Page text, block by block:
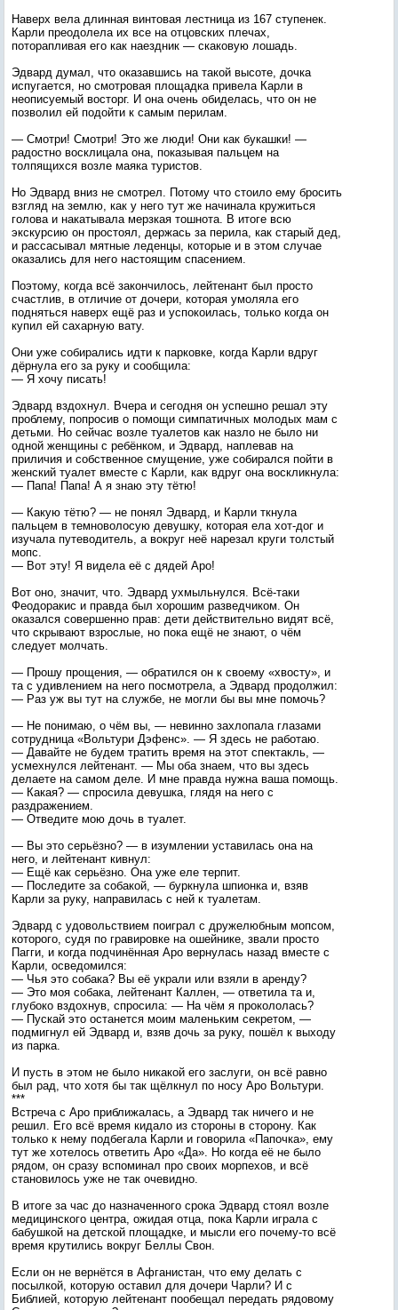
Наверх вела длинная винтовая лестница из 167 ступенек.
Карли преодолела их все на отцовских плечах,
поторапливая его как наездник — скаковую лошадь.
Эдвард думал, что оказавшись на такой высоте, дочка
испугается, но смотровая площадка привела Карли в
неописуемый восторг. И она очень обиделась, что он не
позволил ей подойти к самым перилам.
— Смотри! Смотри! Это же люди! Они как букашки! —
радостно восклицала она, показывая пальцем на
толпящихся возле маяка туристов.
Но Эдвард вниз не смотрел. Потому что стоило ему бросить
взгляд на землю, как у него тут же начинала кружиться
голова и накатывала мерзкая тошнота. В итоге всю
экскурсию он простоял, держась за перила, как старый дед,
и рассасывал мятные леденцы, которые и в этом случае
оказались для него настоящим спасением.
Поэтому, когда всё закончилось, лейтенант был просто
счастлив, в отличие от дочери, которая умоляла его
подняться наверх ещё раз и успокоилась, только когда он
купил ей сахарную вату.
Они уже собирались идти к парковке, когда Карли вдруг
дёрнула его за руку и сообщила:
— Я хочу писать!
Эдвард вздохнул. Вчера и сегодня он успешно решал эту
проблему, попросив о помощи симпатичных молодых мам с
детьми. Но сейчас возле туалетов как назло не было ни
одной женщины с ребёнком, и Эдвард, наплевав на
приличия и собственное смущение, уже собирался пойти в
женский туалет вместе с Карли, как вдруг она воскликнула:
— Папа! Папа! А я знаю эту тётю!
— Какую тётю? — не понял Эдвард, и Карли ткнула
пальцем в темноволосую девушку, которая ела хот-дог и
изучала путеводитель, а вокруг неё нарезал круги толстый
мопс.
— Вот эту! Я видела её с дядей Аро!
Вот оно, значит, что. Эдвард ухмыльнулся. Всё-таки
Феодоракис и правда был хорошим разведчиком. Он
оказался совершенно прав: дети действительно видят всё,
что скрывают взрослые, но пока ещё не знают, о чём
следует молчать.
— Прошу прощения, — обратился он к своему «хвосту», и
та с удивлением на него посмотрела, а Эдвард продолжил:
— Раз уж вы тут на службе, не могли бы вы мне помочь?
— Не понимаю, о чём вы, — невинно захлопала глазами
сотрудница «Вольтури Дэфенс». — Я здесь не работаю.
— Давайте не будем тратить время на этот спектакль, —
усмехнулся лейтенант. — Мы оба знаем, что вы здесь
делаете на самом деле. И мне правда нужна ваша помощь.
— Какая? — спросила девушка, глядя на него с
раздражением.
— Отведите мою дочь в туалет.
— Вы это серьёзно? — в изумлении уставилась она на
него, и лейтенант кивнул:
— Ещё как серьёзно. Она уже еле терпит.
— Последите за собакой, — буркнула шпионка и, взяв
Карли за руку, направилась с ней к туалетам.
Эдвард с удовольствием поиграл с дружелюбным мопсом,
которого, судя по гравировке на ошейнике, звали просто
Пагги, и когда подчинённая Аро вернулась назад вместе с
Карли, осведомился:
— Чья это собака? Вы её украли или взяли в аренду?
— Это моя собака, лейтенант Каллен, — ответила та и,
глубоко вздохнув, спросила: — На чём я прокололась?
— Пускай это останется моим маленьким секретом, —
подмигнул ей Эдвард и, взяв дочь за руку, пошёл к выходу
из парка.
И пусть в этом не было никакой его заслуги, он всё равно
был рад, что хотя бы так щёлкнул по носу Аро Вольтури.
***
Встреча с Аро приближалась, а Эдвард так ничего и не
решил. Его всё время кидало из стороны в сторону. Как
только к нему подбегала Карли и говорила «Папочка», ему
тут же хотелось ответить Аро «Да». Но когда её не было
рядом, он сразу вспоминал про своих морпехов, и всё
становилось уже не так очевидно.
В итоге за час до назначенного срока Эдвард стоял возле
медицинского центра, ожидая отца, пока Карли играла с
бабушкой на детской площадке, и мысли его почему-то всё
время крутились вокруг Беллы Свон.
Если он не вернётся в Афганистан, что ему делать с
посылкой, которую оставил для дочери Чарли? И с
Библией, которую лейтенант пообещал передать рядовому